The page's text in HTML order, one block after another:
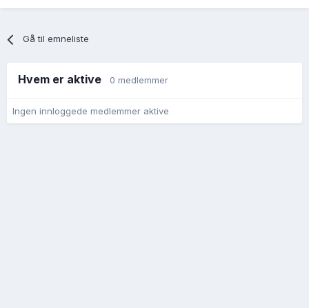
Gå til emneliste
Hvem er aktive 0 medlemmer
Ingen innloggede medlemmer aktive